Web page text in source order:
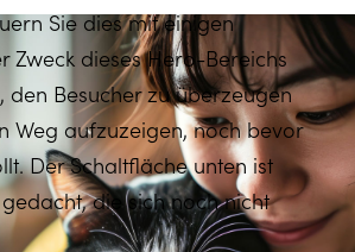
Sie dies mit einigen
Zweck dieses Hero-Bereichs
den Besucher zu überzeugen
Weg aufzuzeigen, noch bevor
Der Schaltfläche unten ist
die sich noch nicht